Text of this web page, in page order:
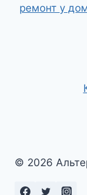
ремонт у
© 2026